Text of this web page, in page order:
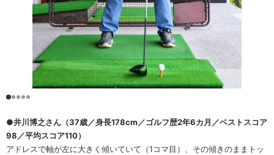
●井川博之さん（37歳／身長178cm／ゴルフ歴2年6カ月／ベストスコア
98／平均スコア110）
アドレスで軸が左に大きく傾いていて（1コマ目）、その傾きのままトッ